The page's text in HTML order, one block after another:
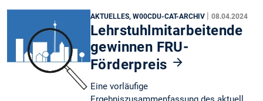
AKTUELLES, W00CDU-CAT-ARCHIV | 08.04.2024
Lehrstuhlmitarbeitende
gewinnen FRU-
Förderpreis
Eine vorläufige